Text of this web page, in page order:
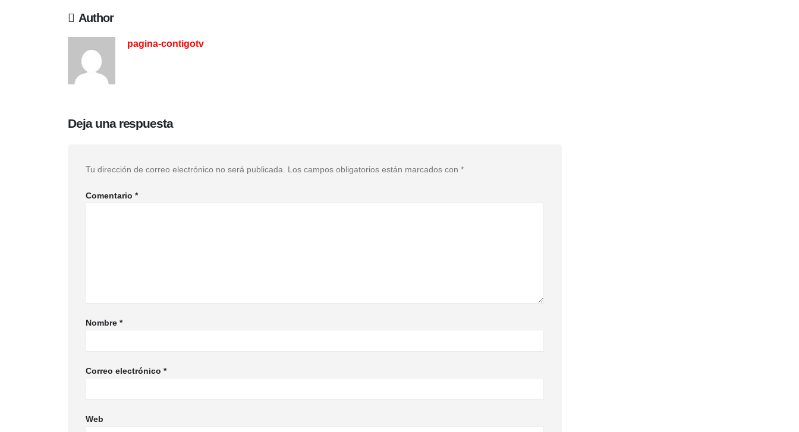
Author
pagina-contigotv
Deja una respuesta
Tu dirección de correo electrónico no será publicada. Los campos obligatorios están marcados con *
Comentario *
Nombre *
Correo electrónico *
Web